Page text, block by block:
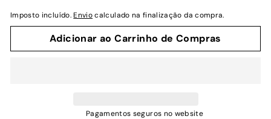
Imposto incluído.Enviocalculado na finalização da compra.
Adicionar ao Carrinho de Compras
Pagamentos seguros no website